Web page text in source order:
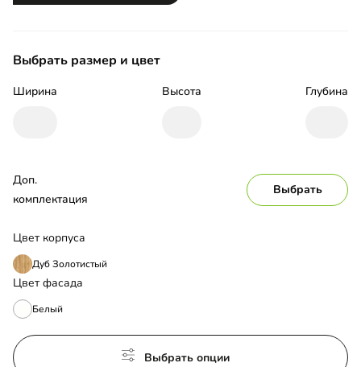
Выбрать размер и цвет
Ширина Высота Глубина
Доп.
комплектация
Выбрать
Цвет корпуса
Дуб Золотистый
Цвет фасада
Белый
Выбрать опции